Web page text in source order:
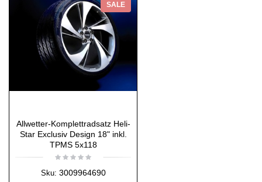
SALE
Allwetter-Komplettradsatz Heli-
Star Exclusiv Design 18" inkl.
TPMS 5x118
Sku: 3009964690